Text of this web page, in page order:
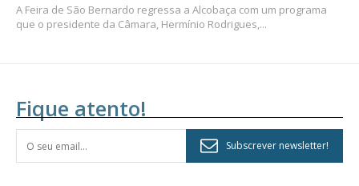
A Feira de São Bernardo regressa a Alcobaça com um programa
que o presidente da Câmara, Hermínio Rodrigues,...
Fique atento!
Subscrever newsletter!